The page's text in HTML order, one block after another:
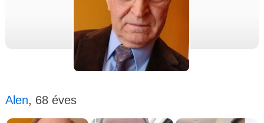
Alen, 68 éves